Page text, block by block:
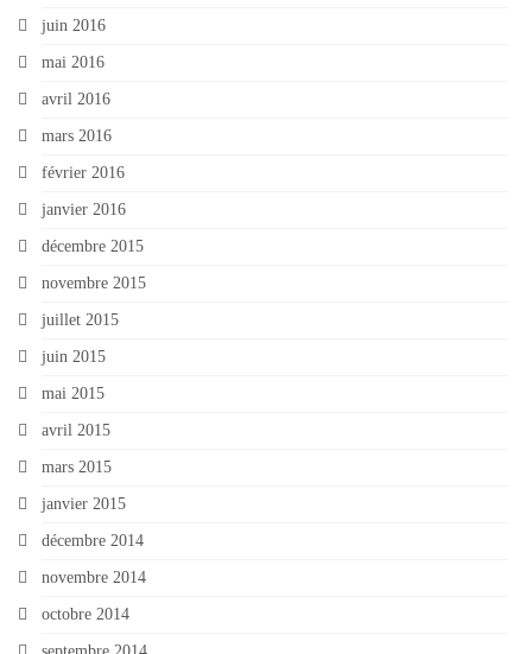
juin 2016
mai 2016
avril 2016
mars 2016
février 2016
janvier 2016
décembre 2015
novembre 2015
juillet 2015
juin 2015
mai 2015
avril 2015
mars 2015
janvier 2015
décembre 2014
novembre 2014
octobre 2014